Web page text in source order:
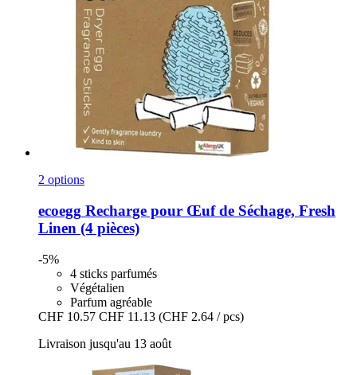
2 options
ecoegg Recharge pour Œuf de Séchage, Fresh
Linen (4 pièces)
-5%
4 sticks parfumés
Végétalien
Parfum agréable
CHF 10.57 CHF 11.13 (CHF 2.64 / pcs)
Livraison jusqu'au 13 août